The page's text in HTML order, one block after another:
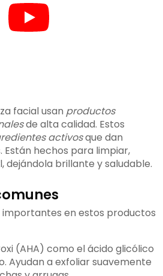
facial usan productos
de alta calidad. Estos
activosque dan
hechos para limpiar,
dejándola brillante y saludable.
importantes en estos productos
(AHA) como el ácido glicólico
Ayudan a exfoliar suavemente